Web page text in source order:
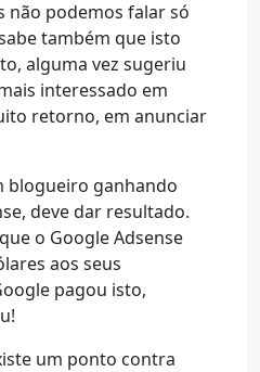
não podemos falar só
também que isto
alguma vez sugeriu
interessado em
retorno, em anunciar
blogueiro ganhando
deve dar resultado.
o Google Adsense
aos seus
pagou isto,
um ponto contra